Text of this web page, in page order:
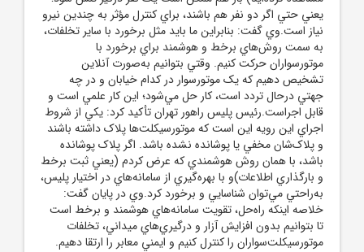
يعني حتي اگر دو نفر هم باشند، براي کنترل مؤثر به چندين نيرو
نياز است.وي گفت: بنابراين ما بايد مثل برخورد با ساير تخلفات،
به سمت روش‌هاي برخط و هوشمند براي برخورد با
موتورسواران حرکت کنيم. وقتي بتوانيم به‌صورت آنلاين
تشخيص دهيم که يک موتورسوار در کدام خيابان و در چه
جهتي درحال تردد است، کار حل مي‌شود؛ اين کار علمي است و
قابل اجراست.رئيس پليس راهور تهران تأکيد کرد: يکي از شروط
اجراي اين رويه اين است که موتورسيکلت‌ها پلاک داشته باشند
و پلاک‌شان مخفي يا پوشانده نشده باشد. اگر پلاک پوشانده
باشد، با همان روش هوشمندي که عرض کردم (يعني ثبت برخط
و بارگذاري اطلاعات)و با بهره‌گيري از سامانه‌هاي در اختيار پليس،
به‌راحتي مي‌توان شناسايي و برخورد کرد.وي در پايان گفت:
خلاصه اينکه راه‌حل، تقويت سامانه‌هاي هوشمند و برخط است
تا بتوانيم بدون افزايش آزار و درگيري‌هاي ميداني، تخلفات
موتورسيکلت‌سواران را کنترل کنيم و ايمني معابر را ارتقا دهيم.